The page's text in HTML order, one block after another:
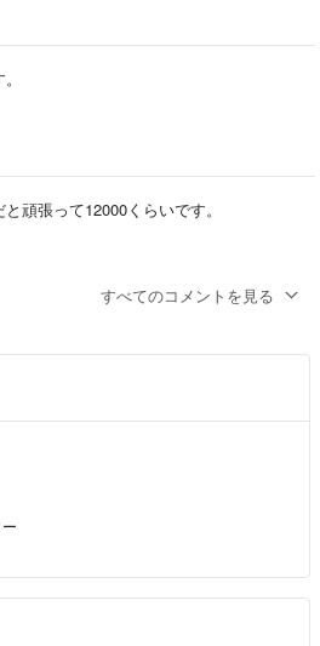
頑張って12000くらいです。
ます。
すべてのコメントを見る